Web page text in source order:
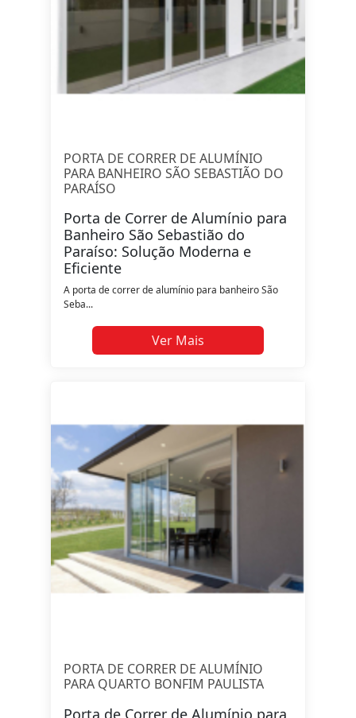
PORTA DE CORRER DE ALUMÍNIO
PARA BANHEIRO SÃO SEBASTIÃO DO
PARAÍSO
Porta de Correr de Alumínio para
Banheiro São Sebastião do
Paraíso: Solução Moderna e
Eficiente
A porta de correr de alumínio para banheiro São
Seba...
Ver Mais
PORTA DE CORRER DE ALUMÍNIO
PARA QUARTO BONFIM PAULISTA
Porta de Correr de Alumínio para